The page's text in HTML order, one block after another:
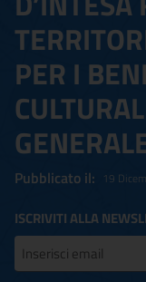
PER I
Pubblicato il: 19
ISCRIVITI ALLA
Inserisci la tua mail